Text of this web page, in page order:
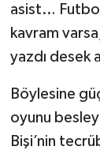
asist…
kavram
yazdı desek
Böylesine
oyunu
Bişi’nin